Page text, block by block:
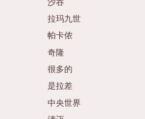
拉玛九世
帕卡侬
奇隆
很多的
是拉差
中央世界